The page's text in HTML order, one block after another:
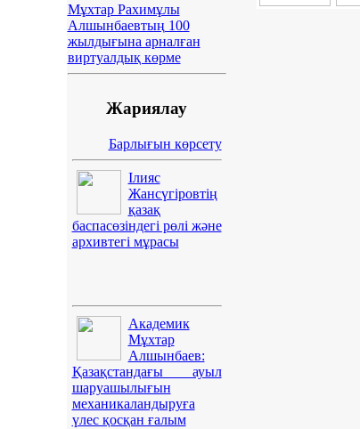
Мұхтар Рахимұлы
Алшынбаевтың 100
жылдығына арналған
виртуалдық көрме
Жариялау
Барлығын көрсету
Ілияс
Жансүгіровтің
қазақ
баспасөзіндегі рөлі және
архивтегі мұрасы
Академик
Мұхтар
Алшынбаев:
Қазақстандағы ауыл
шаруашылығын
механикаландыруға
үлес қосқан ғалым